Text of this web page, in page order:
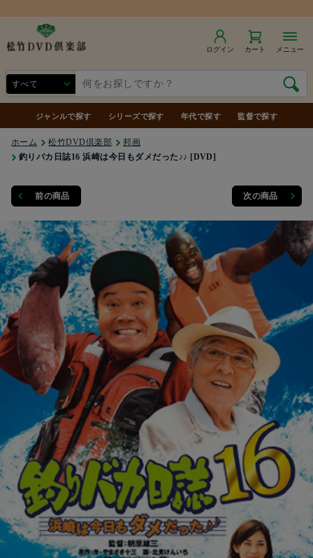
ログイン カート メニュー
ジャンルで探す シリーズで探す 年代で探す 監督で探す
ホーム 松竹DVD倶楽部
邦画
釣りバカ日誌16 浜崎は今日もダメだった♪♪ [DVD]
前の商品 次の商品